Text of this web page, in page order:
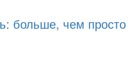
больше, чем просто